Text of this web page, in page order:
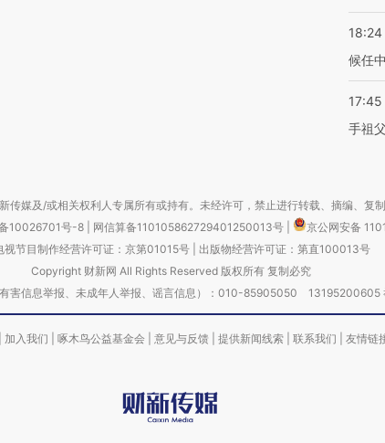
18:24
候任
17:45
手祖
传媒及/或相关权利人专属所有或持有。未经许可，禁止进行转载、摘编、复
10026701号-8 网信算备110105862729401250013号
京公网安备
视节目制作经营许可证：京第01015号| 出版物经营许可证：第直100013号
Copyright 财新网 All Rights Reserved 版权所有 复制必究
害信息举报、未成年人举报、谣言信息）：010-85905050 13195200605
加入我们 啄木鸟公益基金会 意见与反馈 提供新闻线索 联系我们 友情链